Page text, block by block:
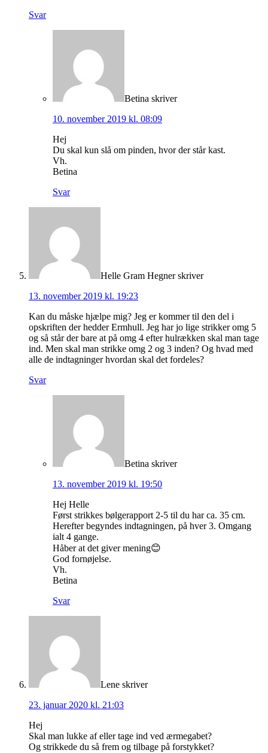
Svar
Betina skriver
10. november 2019 kl. 08:09
Hej
Du skal kun slå om pinden, hvor der står kast.
Vh.
Betina
Svar
Helle Gram Hegner skriver
13. november 2019 kl. 19:23
Kan du måske hjælpe mig? Jeg er kommer til den del i
opskriften der hedder Ermhull. Jeg har jo lige strikker omg 5
og så står der bare at på omg 4 efter hulrækken skal man tage
ind. Men skal man strikke omg 2 og 3 inden? Og hvad med
alle de indtagninger hvordan skal det fordeles?
Svar
Betina skriver
13. november 2019 kl. 19:50
Hej Helle
Først strikkes bølgerapport 2-5 til du har ca. 35 cm.
Herefter begyndes indtagningen, på hver 3. Omgang
ialt 4 gange.
Håber at det giver mening😊
God fornøjelse.
Vh.
Betina
Svar
Lene skriver
23. januar 2020 kl. 21:03
Hej
Skal man lukke af eller tage ind ved ærmegabet?
Og strikkede du så frem og tilbage på forstykket?